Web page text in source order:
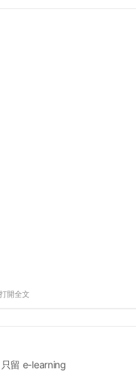
開全文
留 e-learning